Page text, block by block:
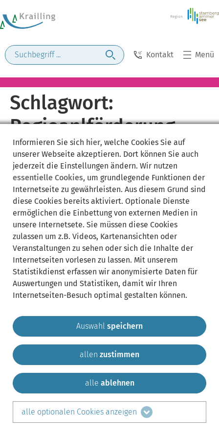
Kontakt Menü
Schlagwort:
Regioanlförderung
Gemeinde Krailling Impressum
Sitemap
Kontakt
teilen auf:
LinkedIn
Informieren Sie sich hier, welche Cookies Sie auf
unserer Webseite akzeptieren. Dort können Sie auch
jederzeit die Einstellungen ändern. Wir nutzen
essentielle Cookies, um grundlegende Funktionen der
Internetseite zu gewährleisten. Aus diesem Grund sind
diese Cookies bereits aktiviert. Optionale Dienste
ermöglichen die Einbettung von externen Medien in
unsere Internetsete. Sie müssen diese Cookies
zulassen um z.B. Videos, Kartenansichten oder
Veranstaltungen zu sehen oder sich die Inhalte der
Internetseiten vorlesen zu lassen. Mit unserem
Statistikdienst erfassen wir anonymisierte Daten für
Auswertungen und Statistiken, damit wir Ihren
Internetseiten-Besuch optimal gestalten können.
Auswahl speichern
allen zustimmen
alle ablehnen
alle optionalen Cookies anzeigen